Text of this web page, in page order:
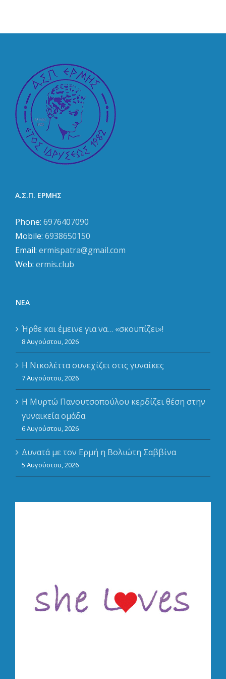
Πάτρας
Α.Σ.Π. ΕΡΜΗΣ
Phone: 6976407090
Mobile: 6938650150
Email: ermispatra@gmail.com
Web: ermis.club
ΝΈΑ
Ήρθε και έμεινε για να… «σκουπίζει»!
8 Αυγούστου, 2026
Η Νικολέττα συνεχίζει στις γυναίκες
7 Αυγούστου, 2026
Η Μυρτώ Πανουτσοπούλου κερδίζει θέση στην
γυναικεία ομάδα
6 Αυγούστου, 2026
Δυνατά με τον Ερμή η Βολιώτη Σαββίνα
5 Αυγούστου, 2026